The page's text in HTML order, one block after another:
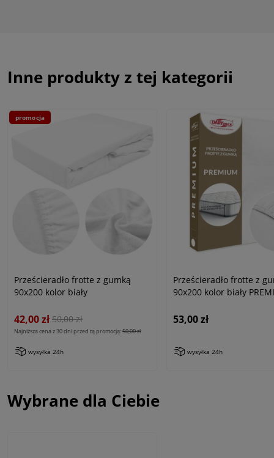
Inne produkty z tej kategorii
Prześcieradło frotte z gumką
90x200 kolor biały
42,00 zł 50,00 zł
Najniższa cena z 30 dni przed tą promocją:50,00 zł
wysyłka 24h
promocja
Prześcieradło frotte z
90x200 kolor biały
53,00 zł
wysyłka 24h
Wybrane dla Ciebie